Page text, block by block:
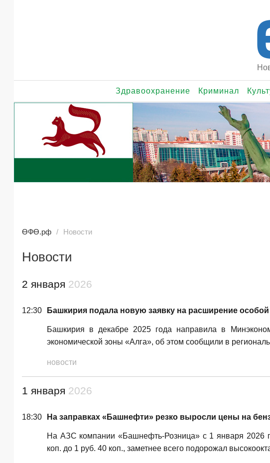
Здравоохранение Криминал
ӨФӨ.рф Новости
Новости
2 января 2026
12:30 Башкирия подала новую заявку на расширение
Башкирия в декабре 2025 года направила в
экономической зоны «Алга», об этом сообщили в
новости
1 января 2026
18:30 На заправках «Башнефти» резко выросли цены на
На АЗС компании «Башнефть-Розница» с 1 января 2026
коп. до 1 руб. 40 коп., заметнее всего подорожал